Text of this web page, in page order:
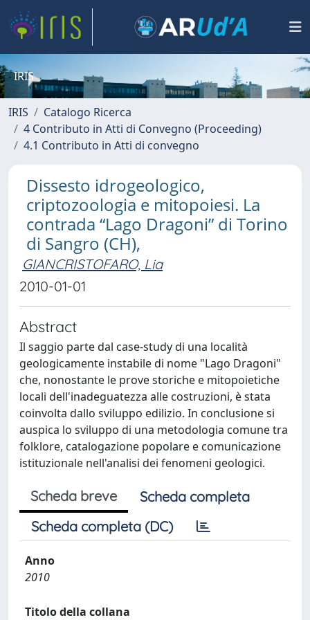
IRIS
IRIS
Catalogo Ricerca
4 Contributo in Atti di Convegno (Proceeding)
4.1 Contributo in Atti di convegno
Dissesto idrogeologico,
criptozoologia e mitopoiesi. La
contrada “Lago Dragoni” di Torino
di Sangro (CH),
GIANCRISTOFARO, Lia
2010-01-01
Abstract
Il saggio parte dal case-study di una località
geologicamente instabile di nome "Lago Dragoni"
che, nonostante le prove storiche e mitopoietiche
locali dell'inadeguatezza alle costruzioni, è stata
coinvolta dallo sviluppo edilizio. In conclusione si
auspica lo sviluppo di una metodologia comune tra
folklore, catalogazione popolare e comunicazione
istituzionale nell'analisi dei fenomeni geologici.
Scheda breve
Scheda completa
Scheda completa (DC)
Anno
2010
Titolo della collana